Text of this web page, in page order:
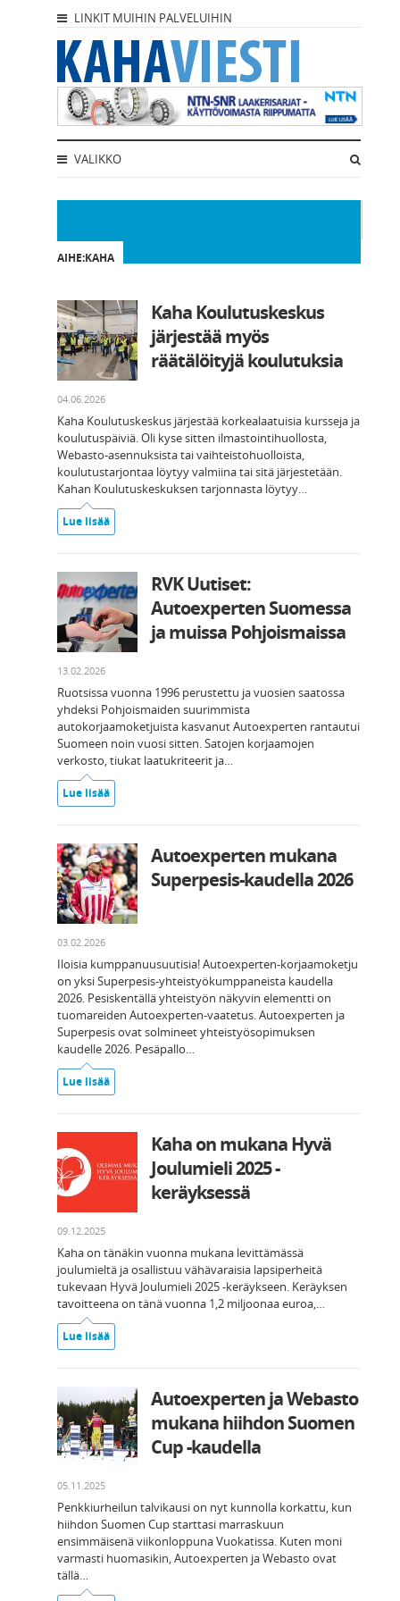
LINKIT MUIHIN PALVELUIHIN
VALIKKO
AIHE:KAHA
Kaha Koulutuskeskus
järjestää myös
räätälöityjä koulutuksia
04.06.2026
Kaha Koulutuskeskus järjestää korkealaatuisia kursseja ja
koulutuspäiviä. Oli kyse sitten ilmastointihuollosta,
Webasto-asennuksista tai vaihteistohuolloista,
koulutustarjontaa löytyy valmiina tai sitä järjestetään.
Kahan Koulutuskeskuksen tarjonnasta löytyy…
Lue lisää
RVK Uutiset:
Autoexperten Suomessa
ja muissa Pohjoismaissa
13.02.2026
Ruotsissa vuonna 1996 perustettu ja vuosien saatossa
yhdeksi Pohjoismaiden suurimmista
autokorjaamoketjuista kasvanut Autoexperten rantautui
Suomeen noin vuosi sitten. Satojen korjaamojen
verkosto, tiukat laatukriteerit ja…
Lue lisää
Autoexperten mukana
Superpesis-kaudella 2026
03.02.2026
Iloisia kumppanuusuutisia! Autoexperten-korjaamoketju
on yksi Superpesis-yhteistyökumppaneista kaudella
2026. Pesiskentällä yhteistyön näkyvin elementti on
tuomareiden Autoexperten-vaatetus. Autoexperten ja
Superpesis ovat solmineet yhteistyösopimuksen
kaudelle 2026. Pesäpallo…
Lue lisää
Kaha on mukana Hyvä
Joulumieli 2025 -
keräyksessä
09.12.2025
Kaha on tänäkin vuonna mukana levittämässä
joulumieltä ja osallistuu vähävaraisia lapsiperheitä
tukevaan Hyvä Joulumieli 2025 -keräykseen. Keräyksen
tavoitteena on tänä vuonna 1,2 miljoonaa euroa,…
Lue lisää
Autoexperten ja Webasto
mukana hiihdon Suomen
Cup -kaudella
05.11.2025
Penkkiurheilun talvikausi on nyt kunnolla korkattu, kun
hiihdon Suomen Cup starttasi marraskuun
ensimmäisenä viikonloppuna Vuokatissa. Kuten moni
varmasti huomasikin, Autoexperten ja Webasto ovat
tällä…